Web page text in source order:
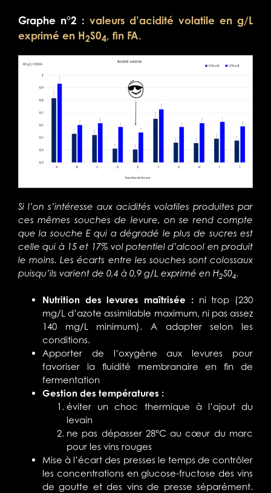
Graphe n°2 : valeurs d’acidité volatile en g/L
exprimé en H2S04, fin FA.
Si l’on s’intéresse aux acidités volatiles produites par
ces mêmes souches de levure, on se rend compte
que la souche E qui a dégradé le plus de sucres est
celle qui à 15 et 17% vol potentiel d’alcool en produit
le moins. Les écarts entre les souches sont colossaux
puisqu’ils varient de 0,4 à 0,9 g/L exprimé en H2S04.
Nutrition des levures maîtrisée :ni trop (230
mg/L d’azote assimilable maximum, ni pas assez
140 mg/L minimum). A adapter selon les
conditions.
Apporter de l’oxygène aux levures pour
favoriser la fluidité membranaire en fin de
fermentation
Gestion des températures :
éviter un choc thermique à l’ajout du
levain
ne pas dépasser 28°C au cœur du marc
pour les vins rouges
Mise à l’écart des presses le temps de contrôler
les concentrations en glucose-fructose des vins
de goutte et des vins de presse séparément.